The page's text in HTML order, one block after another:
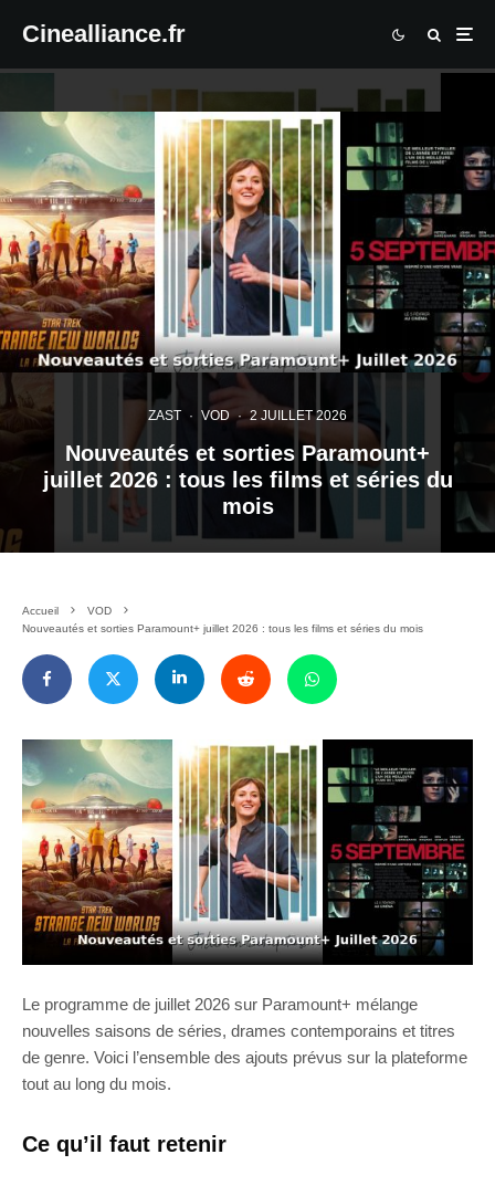
Cinealliance.fr
ZAST · VOD · 2 JUILLET 2026
Nouveautés et sorties Paramount+
juillet 2026 : tous les films et séries du
mois
Accueil
VOD
Nouveautés et sorties Paramount+ juillet 2026 : tous les films et séries du mois
Le programme de juillet 2026 sur Paramount+ mélange
nouvelles saisons de séries, drames contemporains et titres
de genre. Voici l’ensemble des ajouts prévus sur la plateforme
tout au long du mois.
Ce qu’il faut retenir